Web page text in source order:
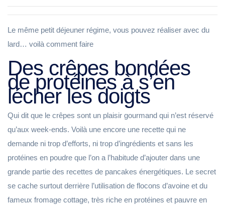
Le même petit déjeuner régime, vous pouvez réaliser avec du
lard… voilà comment faire
Des crêpes bondées
de protéines à s’en
lécher les doigts
Qui dit que le crêpes sont un plaisir gourmand qui n’est réservé
qu’aux week-ends. Voilà une encore une recette qui ne
demande ni trop d’efforts, ni trop d’ingrédients et sans les
protéines en poudre que l’on a l’habitude d’ajouter dans une
grande partie des recettes de pancakes énergétiques. Le secret
se cache surtout derrière l’utilisation de flocons d’avoine et du
fameux fromage cottage, très riche en protéines et pauvre en